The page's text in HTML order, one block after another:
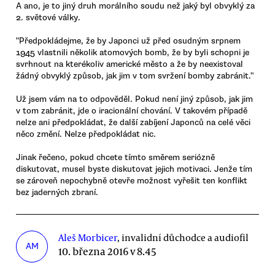
A ano, je to jiný druh morálního soudu než jaký byl obvyklý za
2. světové války.
"Předpokládejme, že by Japonci už před osudným srpnem
1945 vlastnili několik atomových bomb, že by byli schopni je
svrhnout na kterékoliv americké město a že by neexistoval
žádný obvyklý způsob, jak jim v tom svržení bomby zabránit."
Už jsem vám na to odpověděl. Pokud není jiný způsob, jak jim
v tom zabránit, jde o iracionální chování. V takovém případě
nelze ani předpokládat, že další zabíjení Japonců na celé věci
něco změní. Nelze předpokládat nic.
Jinak řečeno, pokud chcete tímto směrem seriózně
diskutovat, musel byste diskutovat jejich motivaci. Jenže tím
se zároveň nepochybně otevře možnost vyřešit ten konflikt
bez jaderných zbraní.
AM
Aleš Morbicer, invalidní důchodce a audiofil
10. března 2016 v 8.45